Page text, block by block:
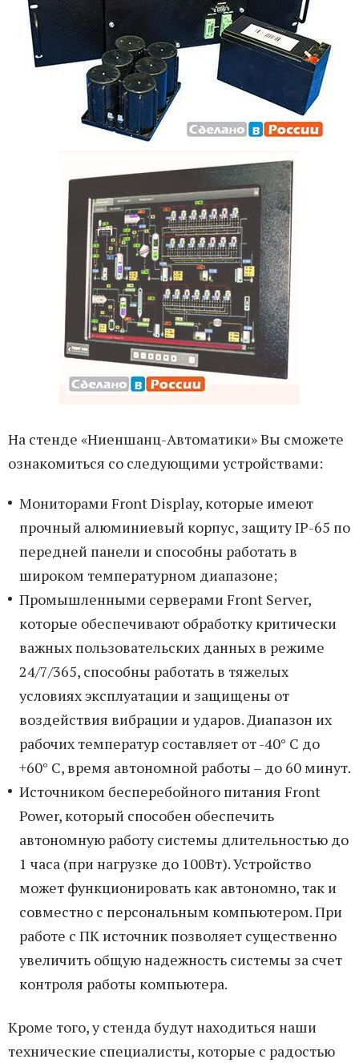
На стенде «Ниеншанц-Автоматики» Вы сможете
ознакомиться со следующими устройствами:
Мониторами Front Display, которые имеют
прочный алюминиевый корпус, защиту IP-65 по
передней панели и способны работать в
широком температурном диапазоне;
Промышленными серверами Front Server,
которые обеспечивают обработку критически
важных пользовательских данных в режиме
24/7/365, способны работать в тяжелых
условиях эксплуатации и защищены от
воздействия вибрации и ударов. Диапазон их
рабочих температур составляет от -40° C до
+60° C, время автономной работы – до 60 минут.
Источником бесперебойного питания Front
Power, который способен обеспечить
автономную работу системы длительностью до
1 часа (при нагрузке до 100Вт). Устройство
может функционировать как автономно, так и
совместно с персональным компьютером. При
работе с ПК источник позволяет существенно
увеличить общую надежность системы за счет
контроля работы компьютера.
Кроме того, у стенда будут находиться наши
технические специалисты, которые с радостью